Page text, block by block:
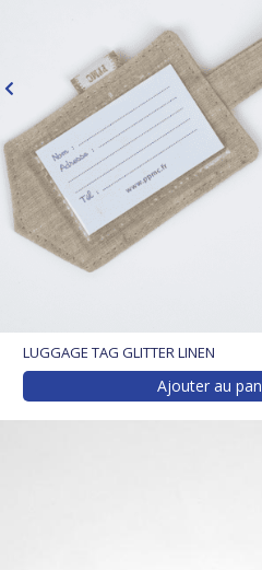
LUGGAGE TAG GLITTER LINEN
Ajouter au